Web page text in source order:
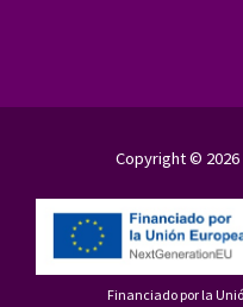
Copyright © 2026
Financiado por la